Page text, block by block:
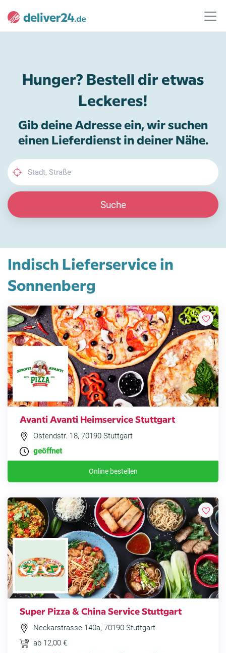
Hunger? Bestell dir etwas
Leckeres!
Gib deine Adresse ein, wir suchen
einen Lieferdienst in deiner Nähe.
Suche
Indisch Lieferservice in
Sonnenberg
Avanti Avanti Heimservice Stuttgart
Ostendstr. 18, 70190 Stuttgart
geöffnet
Online bestellen
Super Pizza & China Service Stuttgart
Neckarstrasse 140a, 70190 Stuttgart
ab 12,00 €